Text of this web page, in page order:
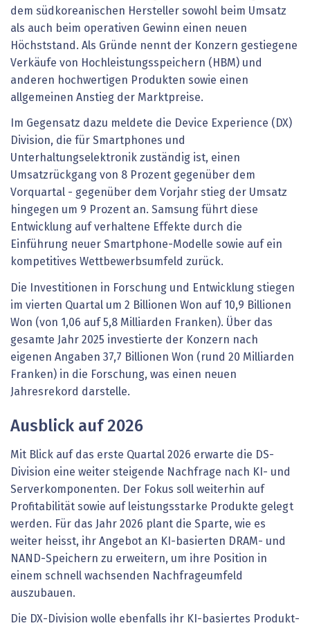
dem südkoreanischen Hersteller sowohl beim Umsatz
als auch beim operativen Gewinn einen neuen
Höchststand. Als Gründe nennt der Konzern gestiegene
Verkäufe von Hochleistungsspeichern (HBM) und
anderen hochwertigen Produkten sowie einen
allgemeinen Anstieg der Marktpreise.
Im Gegensatz dazu meldete die Device Experience (DX)
Division, die für Smartphones und
Unterhaltungselektronik zuständig ist, einen
Umsatzrückgang von 8 Prozent gegenüber dem
Vorquartal - gegenüber dem Vorjahr stieg der Umsatz
hingegen um 9 Prozent an. Samsung führt diese
Entwicklung auf verhaltene Effekte durch die
Einführung neuer Smartphone-Modelle sowie auf ein
kompetitives Wettbewerbsumfeld zurück.
Die Investitionen in Forschung und Entwicklung stiegen
im vierten Quartal um 2 Billionen Won auf 10,9 Billionen
Won (von 1,06 auf 5,8 Milliarden Franken). Über das
gesamte Jahr 2025 investierte der Konzern nach
eigenen Angaben 37,7 Billionen Won (rund 20 Milliarden
Franken) in die Forschung, was einen neuen
Jahresrekord darstelle.
Ausblick auf 2026
Mit Blick auf das erste Quartal 2026 erwarte die DS-
Division eine weiter steigende Nachfrage nach KI- und
Serverkomponenten. Der Fokus soll weiterhin auf
Profitabilität sowie auf leistungsstarke Produkte gelegt
werden. Für das Jahr 2026 plant die Sparte, wie es
weiter heisst, ihr Angebot an KI-basierten DRAM- und
NAND-Speichern zu erweitern, um ihre Position in
einem schnell wachsenden Nachfrageumfeld
auszubauen.
Die DX-Division wolle ebenfalls ihr KI-basiertes Produkt-